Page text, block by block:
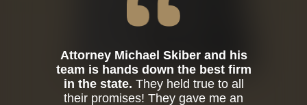
Attorney Michael Skiber and his
team is hands down the best firm
in the state. They held true to all
their promises! They gave me an